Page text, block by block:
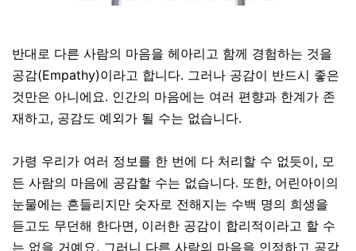
반대로 다른 사람의 마음을 헤아리고 함께 경험하는 것을
공감(Empathy)이라고 합니다. 그러나 공감이 반드시 좋은
것만은 아니에요. 인간의 마음에는 여러 편향과 한계가 존
재하고, 공감도 예외가 될 수는 없습니다.
가령 우리가 여러 정보를 한 번에 다 처리할 수 없듯이, 모
든 사람의 마음에 공감할 수는 없습니다. 또한, 어린아이의
눈물에는 흔들리지만 숫자로 전해지는 수백 명의 희생을
듣고도 무던해 한다면, 이러한 공감이 합리적이라고 할 수
는 없을 거예요. 그러니 다른 사람의 마음을 인정하고 공감